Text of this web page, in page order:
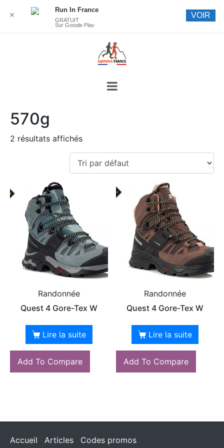
570g
2 résultats affichés
Randonnée
Quest 4 Gore-Tex W
Lire la suite
Add To Compare
Randonnée
Quest 4 Gore-Tex W
Lire la suite
Add To Compare
Accueil Articles
Codes promos
✕
Run In France
GRATUIT
Sur Google Play
VOIR